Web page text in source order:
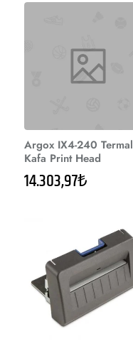
Argox IX4-240 Termal
Kafa Print Head
14.303,97₺